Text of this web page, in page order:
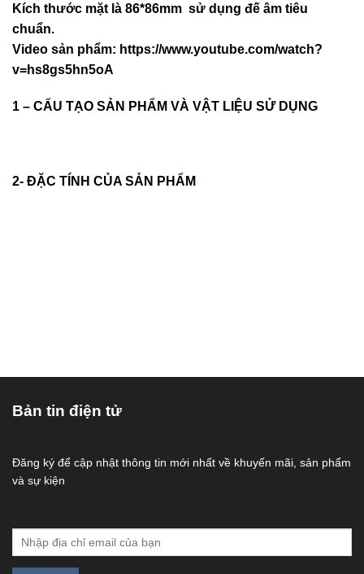
Kích thước mặt là 86*86mm sử dụng đế âm tiêu
chuẩn.
Video sản phẩm: https://www.youtube.com/watch?
v=hs8gs5hn5oA
1 – CẤU TẠO SẢN PHẨM VÀ VẬT LIỆU SỬ DỤNG
2- ĐẶC TÍNH CỦA SẢN PHẨM
Bản tin điện tử
Đăng ký để cập nhật thông tin mới nhất về khuyến mãi, sản phẩm
và sự kiện